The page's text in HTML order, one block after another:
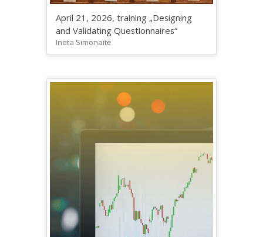
April 21, 2026, training „Designing
and Validating Questionnaires“
Ineta Simonaitė